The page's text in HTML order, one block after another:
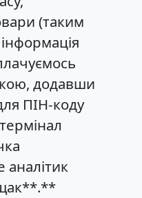
(таким
додавши
ПІН-коду